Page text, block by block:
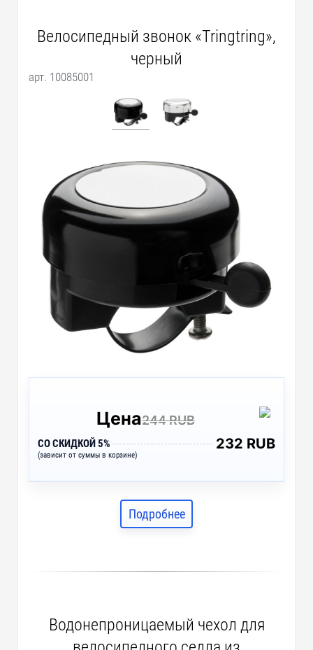
Велосипедный звонок «Tringtring»,
черный
арт. 10085001
Цена244 RUB
СО СКИДКОЙ 5%
(зависит от суммы в корзине)
232 RUB
Подробнее
Водонепроницаемый чехол для